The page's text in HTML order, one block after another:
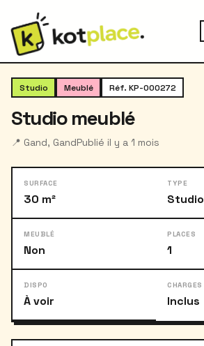
‹
Studio Meublé Réf. KP-000272
Studio meublé
📍 Gand, GandPublié il y a 1 mois
SURFACE
30 m²
TYPE
Studio
MEUBLÉ
Non
PLACES
1
DISPO
À voir
CHARGES
Inclus